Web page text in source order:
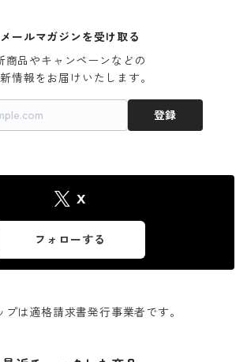
メールマガジンを受け取る
商品やキャンペーンなどの
情報をお届けいたします。
登録
X
フォローする
プは適格請求書発行事業者です。